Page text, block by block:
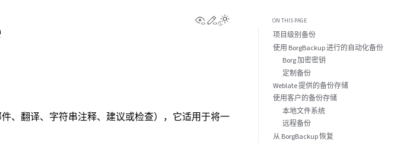
View this page
Edit this page
、翻译、字符串注释、建议或检查），它适用于将一
ON THIS PAGE
项目级别备份
使用 BorgBackup 进行的自动化备份
Borg 加密密钥
定制备份
Weblate 提供的备份存储
使用客户的备份存储
本地文件系统
远程备份
从 BorgBackup 恢复